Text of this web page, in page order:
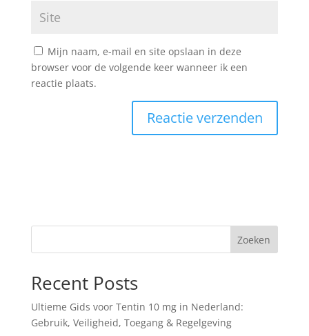
Mijn naam, e-mail en site opslaan in deze
browser voor de volgende keer wanneer ik een
reactie plaats.
Zoeken
Recent Posts
Ultieme Gids voor Tentin 10 mg in Nederland:
Gebruik, Veiligheid, Toegang & Regelgeving